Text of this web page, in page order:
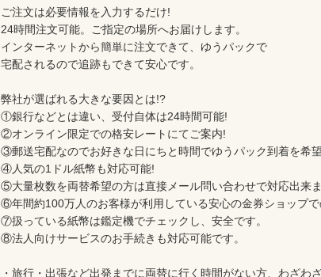
ご注文は必要情報を入力するだけ!
24時間注文可能。ご指定の場所へお届けします。
インターネットから簡単に注文できて、ゆうパックで
宅配されるので追跡もできて安心です。
弊社が選ばれる大きな要因とは!?
①銀行などとは違い、受付自体は24時間可能!
②オンライン限定での格安レートにてご案内!
③郵送宅配なのでお好きな日にちと時間でゆうパック到着を希
④人気の1ドル紙幣も対応可能!
⑤大量枚数を両替希望の方は直接メール問い合わせで対応出来
⑥年間約100万人のお客様が利用している安心の金券ショップ
⑦扱っている紙幣は鑑定機でチェックし、安全です。
⑧法人向けサービスのお手続きも対応可能です。
・旅行・出張など出発までに両替に行く時間がない方、わざわ